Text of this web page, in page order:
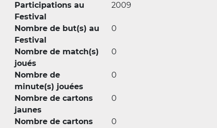
Participations au
Festival
2009
Nombre de but(s) au
Festival
0
Nombre de match(s)
joués
0
Nombre de
minute(s) jouées
0
Nombre de cartons
jaunes
0
Nombre de cartons
0